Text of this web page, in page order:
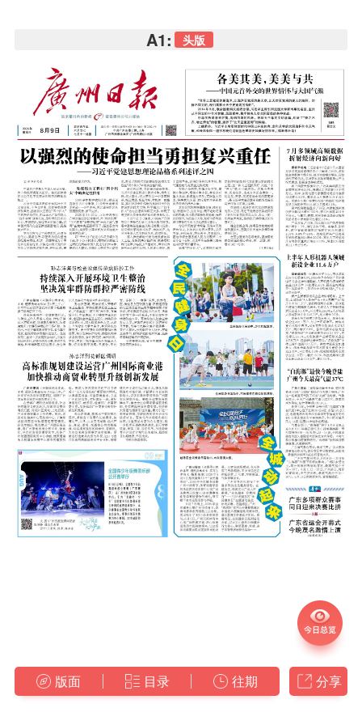
A1: 头版
版面 目录 往期 分享